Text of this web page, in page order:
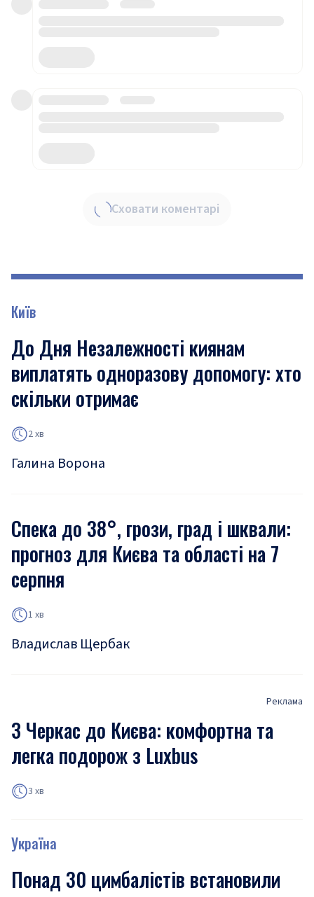
Сховати коментарі
Київ
До Дня Незалежності киянам
виплатять одноразову допомогу: хто
скільки отримає
2 хв
Галина Ворона
Спека до 38°, грози, град і шквали:
прогноз для Києва та області на 7
серпня
1 хв
Владислав Щербак
Реклама
З Черкас до Києва: комфортна та
легка подорож з Luxbus
3 хв
Україна
Понад 30 цимбалістів встановили